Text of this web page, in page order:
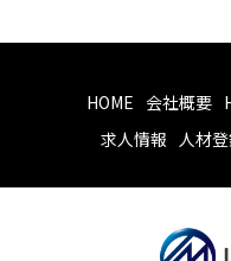
HOME 会社概要
求人情報 人材